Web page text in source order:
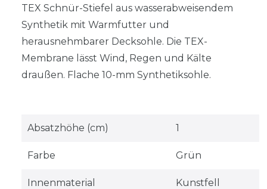
TEX Schnür-Stiefel aus wasserabweisendem
Synthetik mit Warmfutter und
herausnehmbarer Decksohle. Die TEX-
Membrane lässt Wind, Regen und Kälte
draußen. Flache 10-mm Synthetiksohle.
Absatzhöhe (cm) 1
Farbe Grün
Innenmaterial Kunstfell